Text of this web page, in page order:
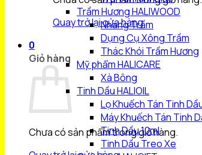
Quay trở lại cửa hàng
0
Giỏ hàng
Chưa có sản phẩm trong giỏ hàng.
Trầm Hương HALIWOOD
Nhang Trầm
Dụng Cụ Xông Trầm
Thác Khói Trầm Hương
Mỹ phẩm HALICARE
Xà Bông
Tinh Dầu HALIOIL
Lọ Khuếch Tán Tinh
Máy Khuếch Tán Tinh
Tinh Dầu 10ml
Tinh Dầu Treo Xe